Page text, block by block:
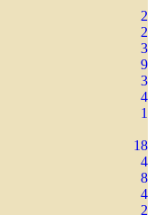
2
2
3
9
3
4
1
18
4
8
4
2